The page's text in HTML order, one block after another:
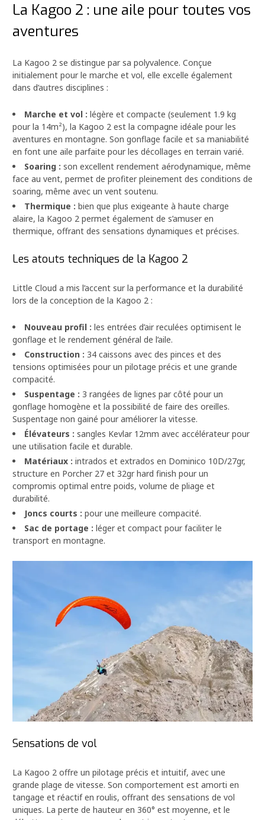
La Kagoo 2 : une aile pour toutes vos
aventures
La Kagoo 2 se distingue par sa polyvalence. Conçue
initialement pour le marche et vol, elle excelle également
dans d’autres disciplines :
Marche et vol : légère et compacte (seulement 1.9 kg
pour la 14m²), la Kagoo 2 est la compagne idéale pour les
aventures en montagne. Son gonflage facile et sa maniabilité
en font une aile parfaite pour les décollages en terrain varié.
Soaring : son excellent rendement aérodynamique, même
face au vent, permet de profiter pleinement des conditions de
soaring, même avec un vent soutenu.
Thermique : bien que plus exigeante à haute charge
alaire, la Kagoo 2 permet également de s’amuser en
thermique, offrant des sensations dynamiques et précises.
Les atouts techniques de la Kagoo 2
Little Cloud a mis l’accent sur la performance et la durabilité
lors de la conception de la Kagoo 2 :
Nouveau profil : les entrées d’air reculées optimisent le
gonflage et le rendement général de l’aile.
Construction : 34 caissons avec des pinces et des
tensions optimisées pour un pilotage précis et une grande
compacité.
Suspentage : 3 rangées de lignes par côté pour un
gonflage homogène et la possibilité de faire des oreilles.
Suspentage non gainé pour améliorer la vitesse.
Élévateurs : sangles Kevlar 12mm avec accélérateur pour
une utilisation facile et durable.
Matériaux : intrados et extrados en Dominico 10D/27gr,
structure en Porcher 27 et 32gr hard finish pour un
compromis optimal entre poids, volume de pliage et
durabilité.
Joncs courts : pour une meilleure compacité.
Sac de portage : léger et compact pour faciliter le
transport en montagne.
Sensations de vol
La Kagoo 2 offre un pilotage précis et intuitif, avec une
grande plage de vitesse. Son comportement est amorti en
tangage et réactif en roulis, offrant des sensations de vol
uniques. La perte de hauteur en 360° est moyenne, et le